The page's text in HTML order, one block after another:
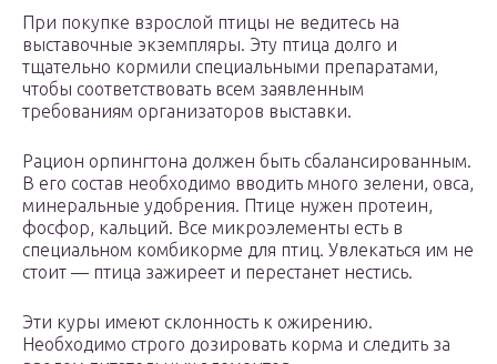
При покупке взрослой птицы не ведитесь на
выставочные экземпляры. Эту птица долго и
тщательно кормили специальными препаратами,
чтобы соответствовать всем заявленным
требованиям организаторов выставки.
Рацион орпингтона должен быть сбалансированным.
В его состав необходимо вводить много зелени, овса,
минеральные удобрения. Птице нужен протеин,
фосфор, кальций. Все микроэлементы есть в
специальном комбикорме для птиц. Увлекаться им не
стоит — птица зажиреет и перестанет нестись.
Эти куры имеют склонность к ожирению.
Необходимо строго дозировать корма и следить за